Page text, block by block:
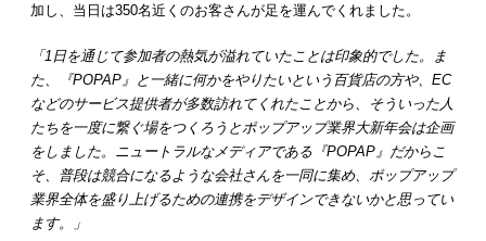
加し、当日は350名近くのお客さんが足を運んでくれました。
「1日を通じて参加者の熱気が溢れていたことは印象的でした。ま
た、『POPAP』と一緒に何かをやりたいという百貨店の方や、EC
などのサービス提供者が多数訪れてくれたことから、そういった人
たちを一度に繋ぐ場をつくろうとポップアップ業界大新年会は企画
をしました。ニュートラルなメディアである『POPAP』だからこ
そ、普段は競合になるような会社さんを一同に集め、ポップアップ
業界全体を盛り上げるための連携をデザインできないかと思ってい
ます。」